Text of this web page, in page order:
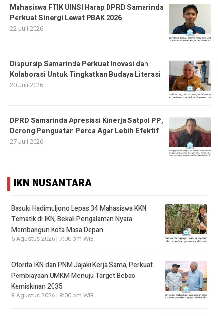
Mahasiswa FTIK UINSI Harap DPRD Samarinda
Perkuat Sinergi Lewat PBAK 2026
22 Juli 2026
Dispursip Samarinda Perkuat Inovasi dan
Kolaborasi Untuk Tingkatkan Budaya Literasi
20 Juli 2026
DPRD Samarinda Apresiasi Kinerja Satpol PP,
Dorong Penguatan Perda Agar Lebih Efektif
27 Juli 2026
IKN NUSANTARA
Basuki Hadimuljono Lepas 34 Mahasiswa KKN
Tematik di IKN, Bekali Pengalaman Nyata
Membangun Kota Masa Depan
5 Agustus 2026 | 7:00 pm WIB
Otorita IKN dan PNM Jajaki Kerja Sama, Perkuat
Pembiayaan UMKM Menuju Target Bebas
Kemiskinan 2035
3 Agustus 2026 | 8:00 pm WIB